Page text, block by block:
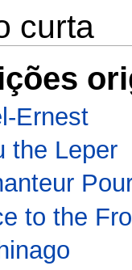
curta
Ernest
the Leper
to the